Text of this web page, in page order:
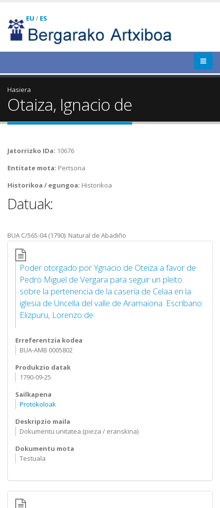
EU / ES
Hasiera
Otaiza, Ignacio de
Jatorrizko IDa: 10676
Entitate mota: Pertsona
Historikoa / egungoa: Historikoa
Datuak:
BUA C/565-04 (1790): Natural de Abadiño
Poder otorgado por Ygnacio de Oteiza a favor de
Pedro Miguel de Vergara para seguir un pleito
sobre la pertenencia de la casería de Celaa en la
iglesia de Uncella del valle de Aramaiona. Escribano:
Elizpuru, Lorenzo de
Erreferentzia kodea
BUA-AMB 0005802
Produkzio datak
1790-09-25
Sailkapena
Protokoloak
Deskripzio maila
Dokumentu unitatea (pieza / eranskina)
Dokumentu mota
Testuala